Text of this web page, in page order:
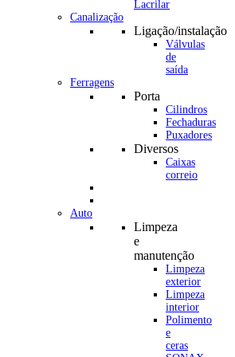
Canalização
Ligação/instalação
Válvulas
de
saída
Ferragens
Porta
Cilindros
Fechaduras
Puxadores
Diversos
Caixas
correio
Auto
Limpeza
e
manutenção
Limpeza
exterior
Limpeza
interior
Polimento
e
ceras